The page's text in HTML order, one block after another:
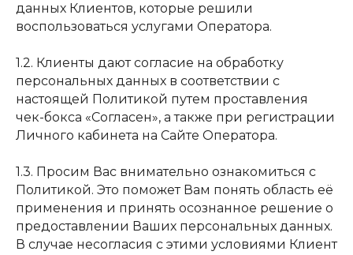
данных Клиентов, которые решили
воспользоваться услугами Оператора.
1.2. Клиенты дают согласие на обработку
персональных данных в соответствии с
настоящей Политикой путем проставления
чек-бокса «Согласен», а также при регистрации
Личного кабинета на Сайте Оператора.
1.3. Просим Вас внимательно ознакомиться с
Политикой. Это поможет Вам понять область её
применения и принять осознанное решение о
предоставлении Ваших персональных данных.
В случае несогласия с этими условиями Клиент